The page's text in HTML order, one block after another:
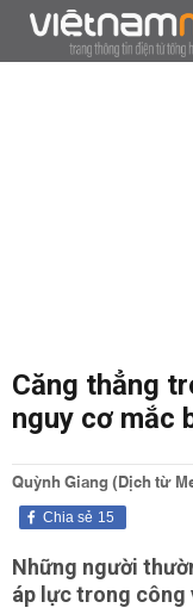
Căng thẳng
nguy cơ mắc
Quỳnh Giang (Dịch từ
15
Chia sẻ
Những người
áp lực trong công